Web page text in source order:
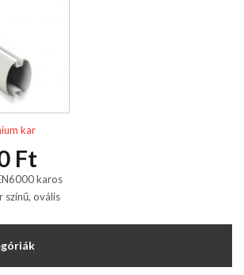
kar
Ft
karos
színű, ovális